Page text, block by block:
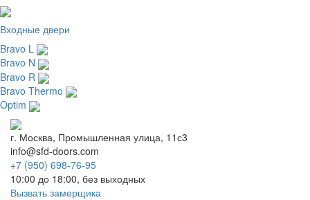
Входные двери
Bravo L
Bravo N
Bravo R
Bravo Thermo
Optim
г. Москва, Промышленная улица, 11с3
info@sfd-doors.com
+7 (950) 698-76-95
10:00 до 18:00, без выходных
Вызвать замерщика